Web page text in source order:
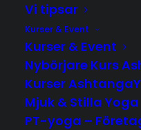
Vi tipsar
Kurser & Event
Kurser & Event
Nybörjare Kurs
Kurser
Mjuk & Stilla Yoga
PT-yoga –
Restorative
- start i